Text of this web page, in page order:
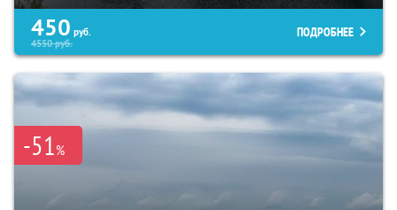
450 руб.
4550руб.
ПОДРОБНЕЕ
-51%